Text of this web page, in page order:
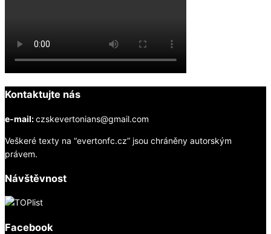
Kontaktujte nás
e-mail:czskevertonians@gmail.com
Veškeré texty na “evertonfc.cz” jsou chráněny autorským
právem.
Návštěvnost
Facebook